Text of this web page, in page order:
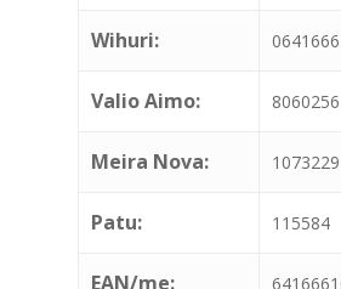
Wihuri:
Valio Aimo: 8060256
Meira Nova: 1073229
Patu: 115584
EAN/me: